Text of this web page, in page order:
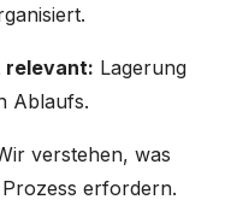
relevant: Lagerung
Ablaufs.
verstehen, was
erfordern.